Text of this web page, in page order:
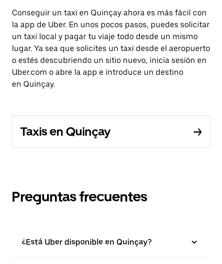
Conseguir un taxi en Quinçay ahora es más fácil con
la app de Uber. En unos pocos pasos, puedes solicitar
un taxi local y pagar tu viaje todo desde un mismo
lugar. Ya sea que solicites un taxi desde el aeropuerto
o estés descubriendo un sitio nuevo, inicia sesión en
Uber.com o abre la app e introduce un destino
en Quinçay.
Taxis en Quinçay
Preguntas frecuentes
¿Está Uber disponible en Quinçay?